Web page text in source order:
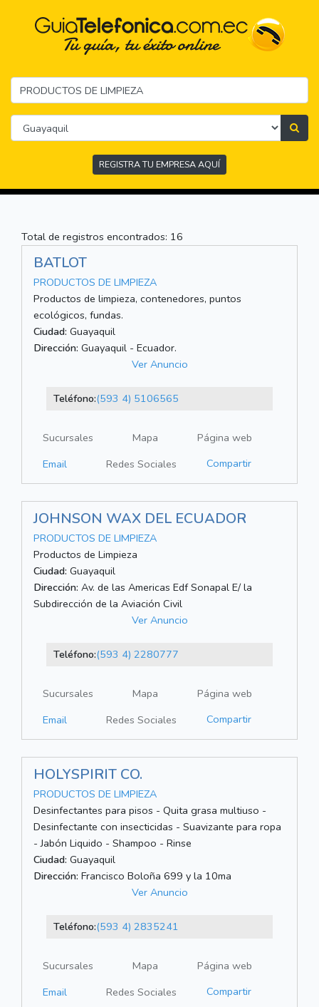
REGISTRA TU EMPRESA AQUÍ
Total de registros encontrados: 16
BATLOT
PRODUCTOS DE LIMPIEZA
Productos de limpieza, contenedores, puntos
ecológicos, fundas.
Ciudad: Guayaquil
Dirección: Guayaquil - Ecuador.
Ver Anuncio
Teléfono:(593 4) 5106565
Sucursales Mapa
Página web
Email
Redes Sociales Compartir
JOHNSON WAX DEL ECUADOR
PRODUCTOS DE LIMPIEZA
Productos de Limpieza
Ciudad: Guayaquil
Dirección: Av. de las Americas Edf Sonapal E/ la
Subdirección de la Aviación Civil
Ver Anuncio
Teléfono:(593 4) 2280777
Sucursales Mapa
Página web
Email
Redes Sociales Compartir
HOLYSPIRIT CO.
PRODUCTOS DE LIMPIEZA
Desinfectantes para pisos - Quita grasa multiuso -
Desinfectante con insecticidas - Suavizante para ropa
- Jabón Liquido - Shampoo - Rinse
Ciudad: Guayaquil
Dirección: Francisco Boloña 699 y la 10ma
Ver Anuncio
Teléfono:(593 4) 2835241
Sucursales Mapa
Página web
Email
Redes Sociales Compartir